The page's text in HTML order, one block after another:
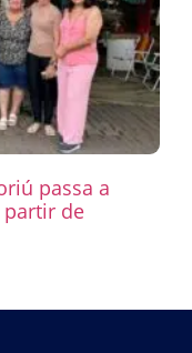
passa a
partir de